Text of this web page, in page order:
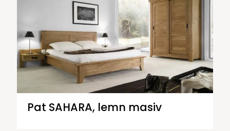
Pat SAHARA, lemn masiv